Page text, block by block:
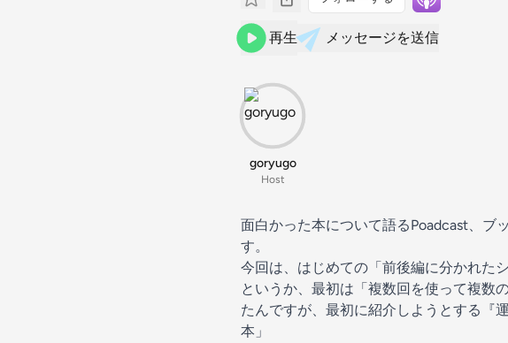
再生 メッセージを送信
goryugo
Host
面白かった本について語るPoadcast、ブ
す。
今回は、はじめての「前後編に分かれた
というか、最初は「複数回を使って複数
たんですが、最初に紹介しようとする『
本」